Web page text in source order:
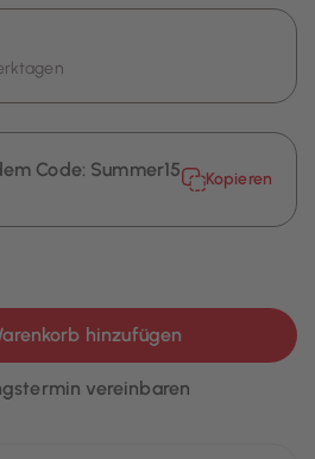
Code: Summer15 Kopieren
hinzufügen
vereinbaren